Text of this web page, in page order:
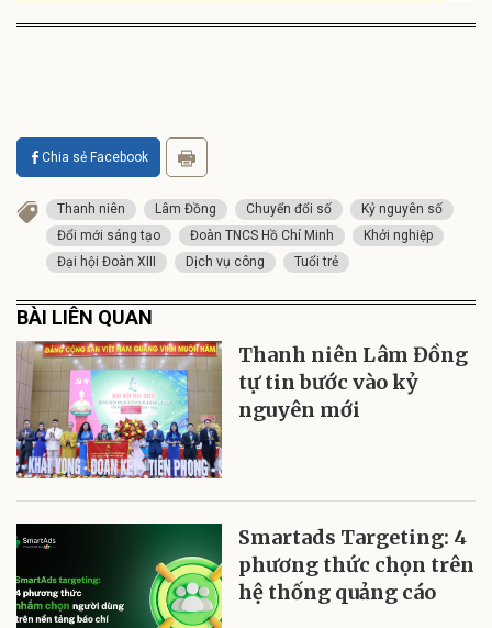
Chia sẻ Facebook
Thanh niên Lâm Đồng Chuyển đổi số
Kỷ nguyên số
Đổi mới sáng tạo
Đoàn TNCS Hồ Chí Minh
Khởi nghiệp
Đại hội Đoàn XIII
Dịch vụ công Tuổi trẻ
BÀI LIÊN QUAN
Thanh niên Lâm Đồng
tự tin bước vào kỷ
nguyên mới
Smartads Targeting: 4
phương thức chọn trên
hệ thống quảng cáo